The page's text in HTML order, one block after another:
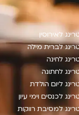
לאירוסין
לברית מילה
לחינה
לחתונה
ליום הולדת
לכנסים וימי עיון
למסיבת רווקות